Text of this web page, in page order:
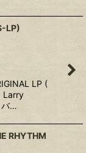
LP)
LP (
Larry
バ…
RHYTHM